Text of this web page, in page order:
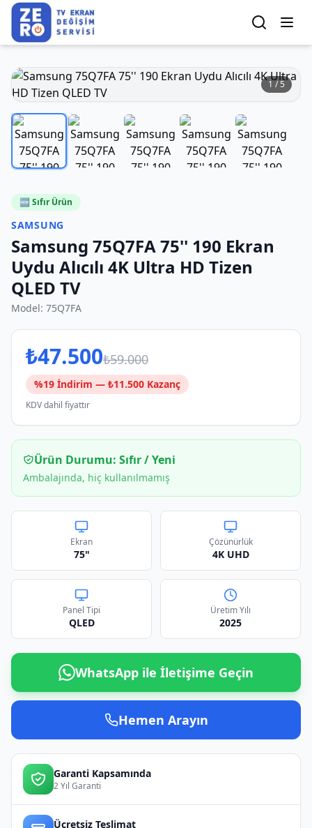
1/5
🆕 Sıfır Ürün
SAMSUNG
Samsung 75Q7FA 75'' 190 Ekran
Uydu Alıcılı 4K Ultra HD Tizen
QLED TV
Model: 75Q7FA
₺47.500₺59.000
%19 İndirim — ₺11.500 Kazanç
KDV dahil fiyattır
Ürün Durumu: Sıfır / Yeni
Ambalajında, hiç kullanılmamış
Ekran
75"
Çözünürlük
4K UHD
Panel Tipi
QLED
Üretim Yılı
2025
WhatsApp ile İletişime Geçin
Hemen Arayın
Garanti Kapsamında
2 Yıl Garanti
Ücretsiz Teslimat